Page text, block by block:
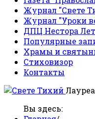
Журнал "Свете
Журнал "Уроки
ДПЦ Нестора
Популярные
Храмы и
Стиховизор
Контакты
Вы здесь: